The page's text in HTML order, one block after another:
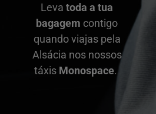
Levatoda a tua
bagagem contigo
quando viajas pela
Alsácia nos nossos
táxis Monospace.